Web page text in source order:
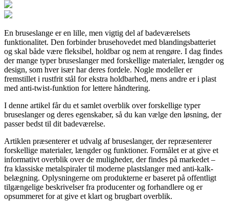
En bruseslange er en lille, men vigtig del af badeværelsets
funktionalitet. Den forbinder brusehovedet med blandingsbatteriet
og skal både være fleksibel, holdbar og nem at rengøre. I dag findes
der mange typer bruseslanger med forskellige materialer, længder og
design, som hver især har deres fordele. Nogle modeller er
fremstillet i rustfrit stål for ekstra holdbarhed, mens andre er i plast
med anti-twist-funktion for lettere håndtering.
I denne artikel får du et samlet overblik over forskellige typer
bruseslanger og deres egenskaber, så du kan vælge den løsning, der
passer bedst til dit badeværelse.
Artiklen præsenterer et udvalg af bruseslanger, der repræsenterer
forskellige materialer, længder og funktioner. Formålet er at give et
informativt overblik over de muligheder, der findes på markedet –
fra klassiske metalspiraler til moderne plastslanger med anti-kalk-
belægning. Oplysningerne om produkterne er baseret på offentligt
tilgængelige beskrivelser fra producenter og forhandlere og er
opsummeret for at give et klart og brugbart overblik.